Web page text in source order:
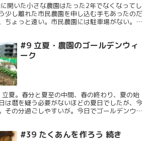
開いた小さな農園はたった2年でなくなってし
少し離れた市民農園を申し込む手もあったのだ
ちょっと遠い。市民農園には駐車場がない。思
#9 立夏・農園のゴールデンウィ
ーク
夏。春分と夏至の中間、春の終わり、夏の始
は暦を疑う必要がないほどの夏日でしたが、今
その分過ごしやすいが。今日でゴールデンウィ
#39 たくあんを作ろう 続き